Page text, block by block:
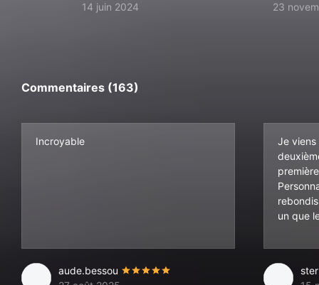
14 juin 2024
23
Commentaires (163)
Incroyable
aude.bessou
Je
un que